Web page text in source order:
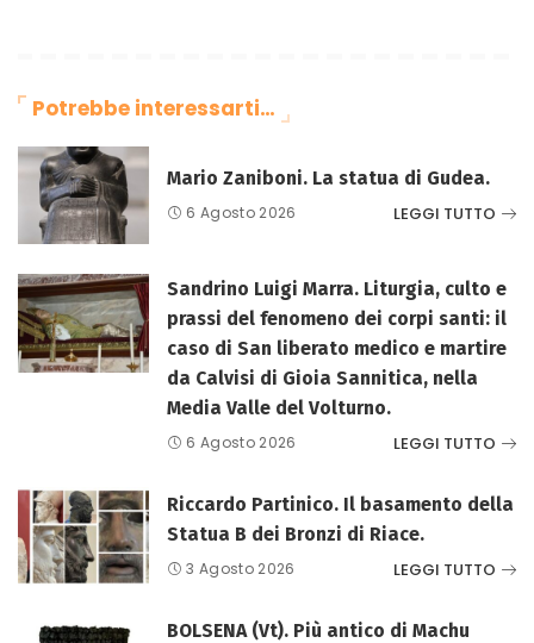
Potrebbe interessarti…
Mario Zaniboni. La statua di Gudea.
6 Agosto 2026 LEGGI TUTTO
Sandrino Luigi Marra. Liturgia, culto e
prassi del fenomeno dei corpi santi: il
caso di San liberato medico e martire
da Calvisi di Gioia Sannitica, nella
Media Valle del Volturno.
6 Agosto 2026 LEGGI TUTTO
Riccardo Partinico. Il basamento della
Statua B dei Bronzi di Riace.
3 Agosto 2026 LEGGI TUTTO
BOLSENA (Vt). Più antico di Machu